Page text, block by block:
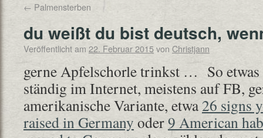
← Palmensterben
du weißt du bist deutsch,
Veröffentlicht am 22. Februar 2015von Christjann
gerne Apfelschorle trinkst … So
ständig im Internet, meistens auf FB,
amerikanische Variante, etwa26 signs
raised in Germany oder9 American